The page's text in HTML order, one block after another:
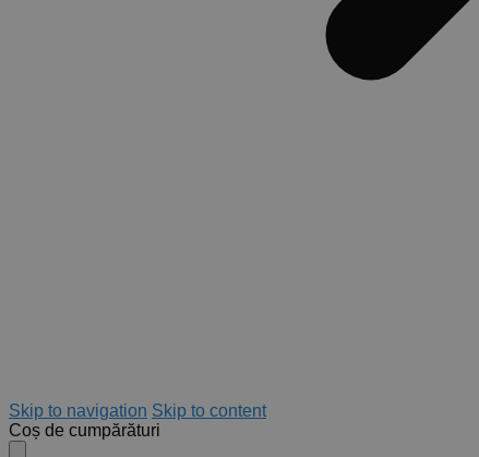
Skip to navigation Skip to content
Coș de cumpărături